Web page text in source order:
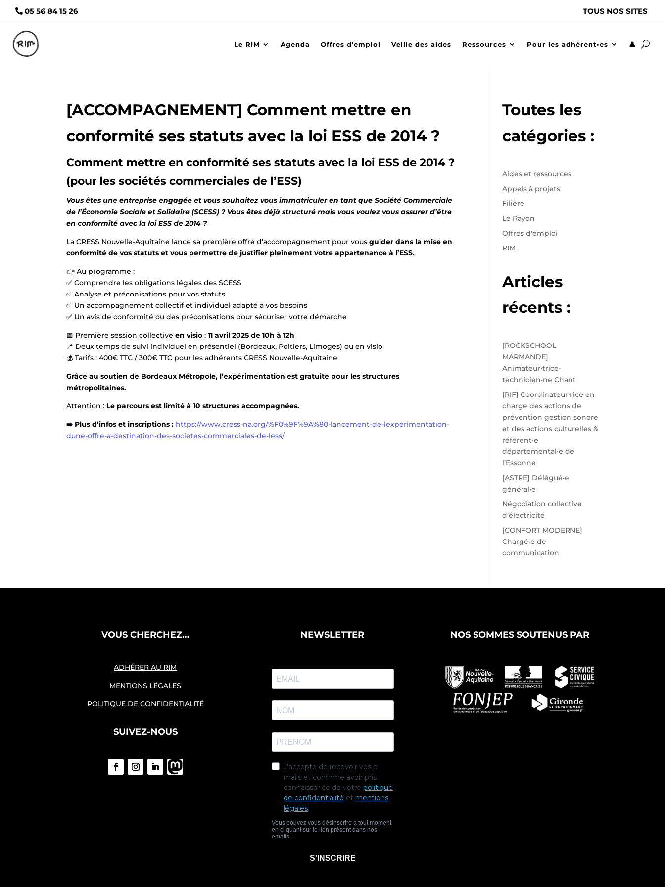
05 56 84 15 26 TOUS NOS SITES
Le RIM Agenda Offres d’emploi Veille des aides Ressources Pour les adhérent•es 👤
[ACCOMPAGNEMENT] Comment mettre en
conformité ses statuts avec la loi ESS de 2014 ?
Comment mettre en conformité ses statuts avec la loi ESS de 2014 ?
(pour les sociétés commerciales de l’ESS)
Vous êtes une entreprise engagée et vous souhaitez vous immatriculer en tant que Société Commerciale
de l’Économie Sociale et Solidaire (SCESS) ? Vous êtes déjà structuré mais vous voulez vous assurer d’être
en conformité avec la loi ESS de 2014 ?
La CRESS Nouvelle-Aquitaine lance sa première offre d’accompagnement pour vousguider dans la mise en
conformité de vos statuts et vous permettre de justifier pleinement votre appartenance à l’ESS.
👉 Au programme :
✅ Comprendre les obligations légales des SCESS
✅ Analyse et préconisations pour vos statuts
✅ Un accompagnement collectif et individuel adapté à vos besoins
✅ Un avis de conformité ou des préconisations pour sécuriser votre démarche
📅 Première session collective en visio :11 avril 2025 de 10h à 12h
📍 Deux temps de suivi individuel en présentiel (Bordeaux, Poitiers, Limoges) ou en visio
💰 Tarifs : 400€ TTC / 300€ TTC pour les adhérents CRESS Nouvelle-Aquitaine
Grâce au soutien de Bordeaux Métropole, l’expérimentation est gratuite pour les structures
métropolitaines.
Attention : Le parcours est limité à 10 structures accompagnées.
➡️ Plus d’infos et inscriptions : https://www.cress-na.org/%F0%9F%9A%80-lancement-de-lexperimentation-
dune-offre-a-destination-des-societes-commerciales-de-less/
Toutes les
catégories :
Aides et ressources
Appels à projets
Filière
Le Rayon
Offres d'emploi
RIM
Articles
récents :
[ROCKSCHOOL
MARMANDE]
Animateur•trice-
technicien•ne Chant
[RIF] Coordinateur·rice en
charge des actions de
prévention gestion sonore
et des actions culturelles &
référent·e
départemental·e de
l’Essonne
[ASTRE] Délégué•e
général•e
Négociation collective
d’électricité
[CONFORT MODERNE]
Chargé•e de
communication
VOUS CHERCHEZ…
ADHÉRER AU RIM
MENTIONS LÉGALES
POLITIQUE DE CONFIDENTIALITÉ
SUIVEZ-NOUS
NEWSLETTER NOS SOMMES SOUTENUS PAR